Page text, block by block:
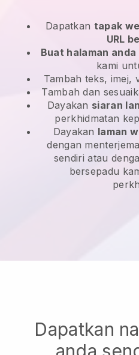
Dapatkan tapak
URL
Buat halaman anda
kami
Tambah teks, imej,
Tambah dan
Dayakan siaran
perkhidmatan
Dayakan laman
dengan
sendiri atau
bersepadu
Dapatkan
anda